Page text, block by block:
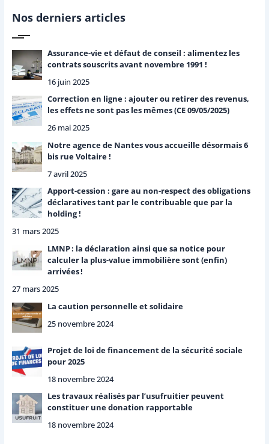
r
h
e
r
Nos derniers articles
Assurance-vie et défaut de conseil : alimentez les
contrats souscrits avant novembre 1991 !
16 juin 2025
Correction en ligne : ajouter ou retirer des revenus,
les effets ne sont pas les mêmes (CE 09/05/2025)
26 mai 2025
Notre agence de Nantes vous accueille désormais 6
bis rue Voltaire !
7 avril 2025
Apport-cession : gare au non-respect des obligations
déclaratives tant par le contribuable que par la
holding !
31 mars 2025
LMNP : la déclaration ainsi que sa notice pour
calculer la plus-value immobilière sont (enfin)
arrivées !
27 mars 2025
La caution personnelle et solidaire
25 novembre 2024
Projet de loi de financement de la sécurité sociale
pour 2025
18 novembre 2024
Les travaux réalisés par l’usufruitier peuvent
constituer une donation rapportable
18 novembre 2024